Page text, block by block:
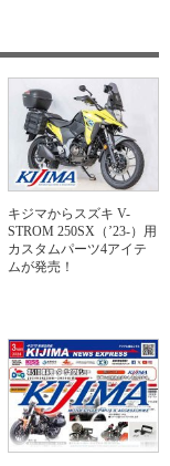
キジマからスズキ V-
STROM 250SX（’23-）用
カスタムパーツ4アイテ
ムが発売！